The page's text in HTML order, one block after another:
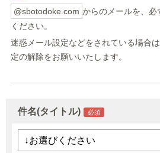
@sbotodoke.com からのメールを、必
ください。
迷惑メール設定などをされている場合
定の解除をお願いいたします。
件名(タイトル)